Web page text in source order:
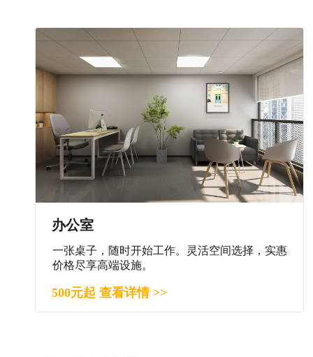
办公室
一张桌子，随时开始工作。灵活空间选择，实惠
价格尽享高端设施。
500元起 查看详情 >>